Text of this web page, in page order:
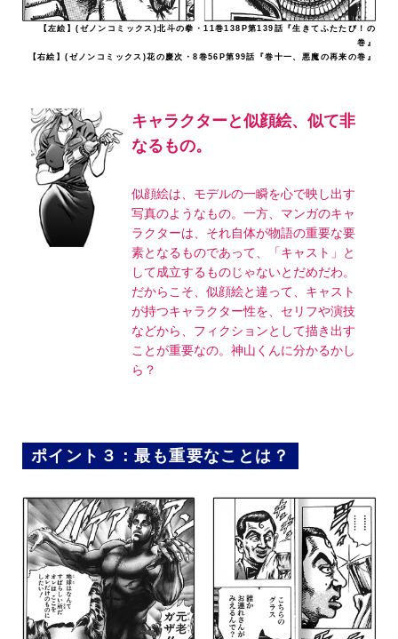
【左絵】(ゼノンコミックス)北斗の拳・11巻138P第139話『生きてふたたび！の
巻』
【右絵】(ゼノンコミックス)花の慶次・8巻56P第99話『巻十一、悪魔の再来の巻』
キャラクターと似顔絵、似て非
なるもの。
似顔絵は、モデルの一瞬を心で映し出す
写真のようなもの。一方、マンガのキャ
ラクターは、それ自体が物語の重要な要
素となるものであって、「キャスト」と
して成立するものじゃないとだめだわ。
だからこそ、似顔絵と違って、キャスト
が持つキャラクター性を、セリフや演技
などから、フィクションとして描き出す
ことが重要なの。神山くんに分かるかし
ら？
ポイント３：最も重要なことは？